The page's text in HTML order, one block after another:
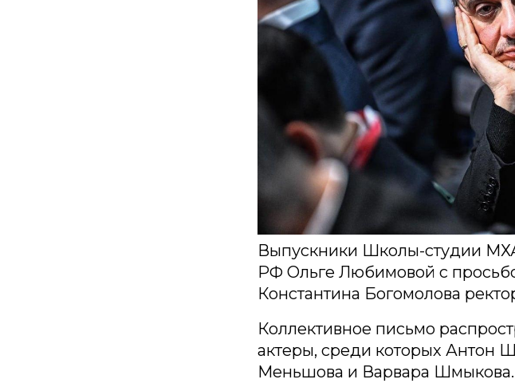
Выпускники Школы-студии
РФ Ольге Любимовой с
Константина Богомолова
Коллективное письмо
актеры, среди которых Антон
Меньшова и Варвара Шмыкова.